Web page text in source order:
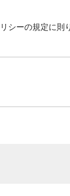
ーの規定に則